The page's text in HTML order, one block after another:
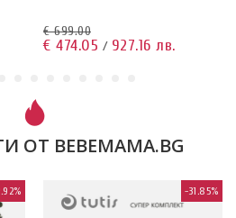
€ 699.00
€ 474.05 / 927.16 лв.
ОТ BEBEMAMA.BG
-31.85%